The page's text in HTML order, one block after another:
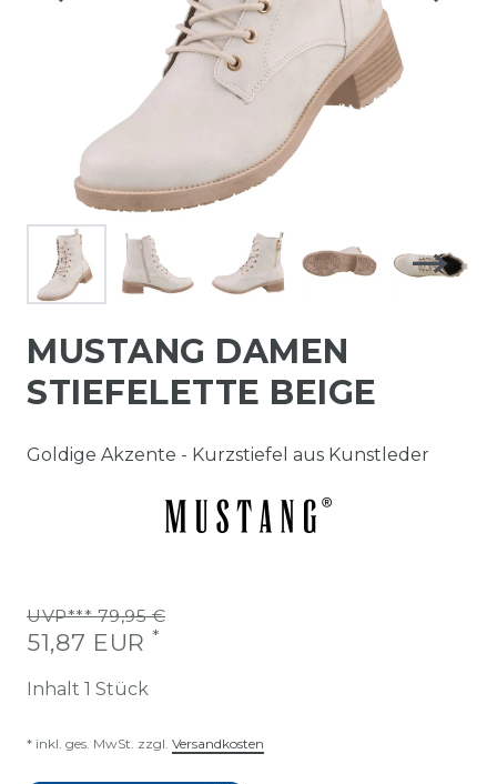
MUSTANG DAMEN
STIEFELETTE BEIGE
Goldige Akzente - Kurzstiefel aus Kunstleder
UVP*** 79,95 €
51,87 EUR *
Inhalt 1 Stück
* inkl. ges. MwSt. zzgl. Versandkosten